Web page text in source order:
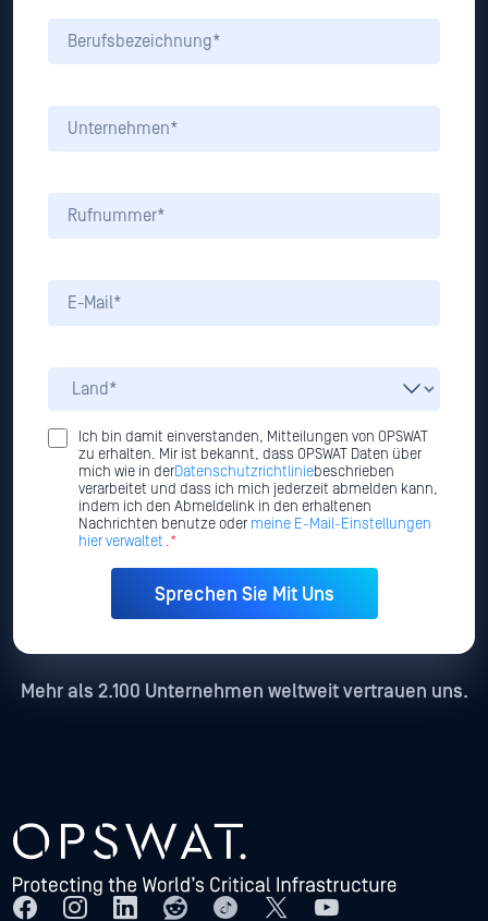
Ich bin damit einverstanden, Mitteilungen von OPSWAT
zu erhalten. Mir ist bekannt, dass OPSWAT Daten über
mich wie in derDatenschutzrichtliniebeschrieben
verarbeitet und dass ich mich jederzeit abmelden kann,
indem ich den Abmeldelink in den erhaltenen
Nachrichten benutze oder meine E-Mail-Einstellungen
hier verwaltet .*
Mehr als 2.100 Unternehmen weltweit vertrauen uns.